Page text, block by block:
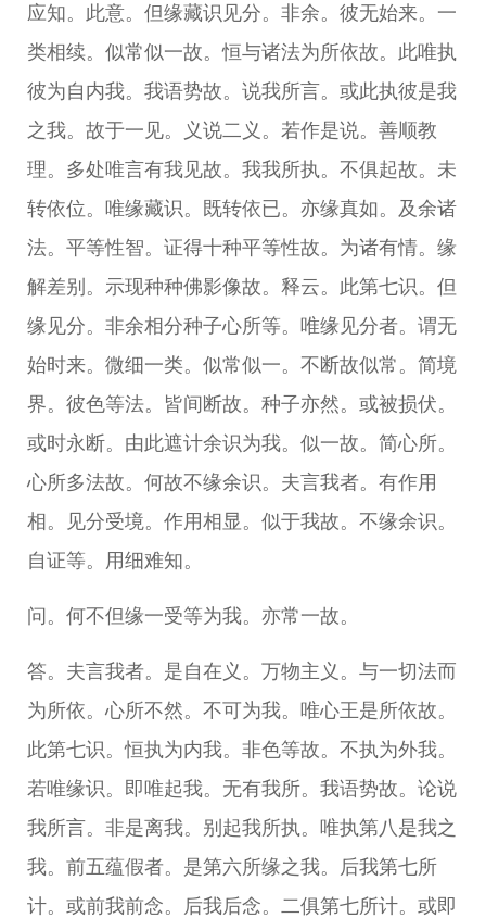
应知。此意。但缘藏识见分。非余。彼无始来。一
类相续。似常似一故。恒与诸法为所依故。此唯执
彼为自内我。我语势故。说我所言。或此执彼是我
之我。故于一见。义说二义。若作是说。善顺教
理。多处唯言有我见故。我我所执。不俱起故。未
转依位。唯缘藏识。既转依已。亦缘真如。及余诸
法。平等性智。证得十种平等性故。为诸有情。缘
解差别。示现种种佛影像故。释云。此第七识。但
缘见分。非余相分种子心所等。唯缘见分者。谓无
始时来。微细一类。似常似一。不断故似常。简境
界。彼色等法。皆间断故。种子亦然。或被损伏。
或时永断。由此遮计余识为我。似一故。简心所。
心所多法故。何故不缘余识。夫言我者。有作用
相。见分受境。作用相显。似于我故。不缘余识。
自证等。用细难知。
问。何不但缘一受等为我。亦常一故。
答。夫言我者。是自在义。万物主义。与一切法而
为所依。心所不然。不可为我。唯心王是所依故。
此第七识。恒执为内我。非色等故。不执为外我。
若唯缘识。即唯起我。无有我所。我语势故。论说
我所言。非是离我。别起我所执。唯执第八是我之
我。前五蕴假者。是第六所缘之我。后我第七所
计。或前我前念。后我后念。二俱第七所计。或即